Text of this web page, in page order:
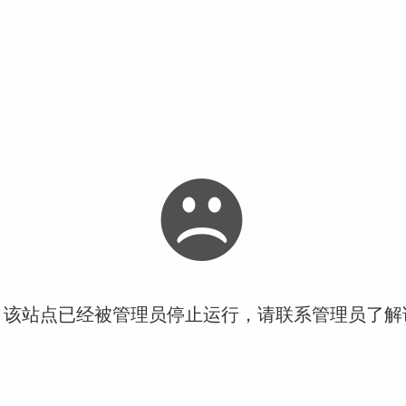
站点已经被管理员停止运行，请联系管理员了